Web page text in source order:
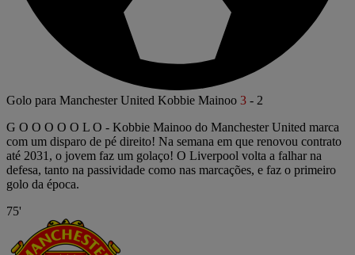
Golo para Manchester United Kobbie Mainoo 3 - 2
G O O O O O L O - Kobbie Mainoo do Manchester United marca
com um disparo de pé direito! Na semana em que renovou contrato
até 2031, o jovem faz um golaço! O Liverpool volta a falhar na
defesa, tanto na passividade como nas marcações, e faz o primeiro
golo da época.
75'